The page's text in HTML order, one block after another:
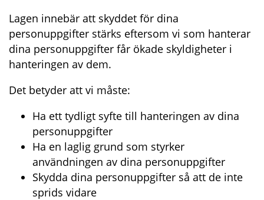
Lagen innebär att skyddet för dina
personuppgifter stärks eftersom vi som hanterar
dina personuppgifter får ökade skyldigheter i
hanteringen av dem.
Det betyder att vi måste:
Ha ett tydligt syfte till hanteringen av dina
personuppgifter
Ha en laglig grund som styrker
användningen av dina personuppgifter
Skydda dina personuppgifter så att de inte
sprids vidare